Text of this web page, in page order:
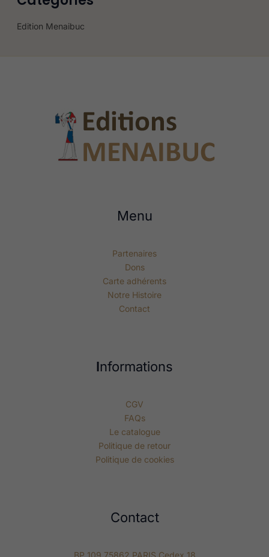
Edition Menaibuc
Menu
Partenaires
Dons
Carte adhérents
Notre Histoire
Contact
Informations
CGV
FAQs
Le catalogue
Politique de retour
Politique de cookies
Contact